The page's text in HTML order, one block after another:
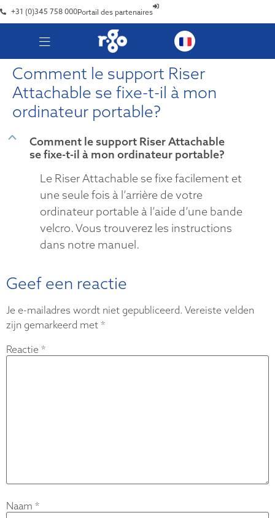
+31 (0)345 758 000Portail des partenaires
Comment le support Riser
Attachable se fixe-t-il à mon
ordinateur portable?
B
Comment le support Riser Attachable
se fixe-t-il à mon ordinateur portable?
Le Riser Attachable se fixe facilement et
une seule fois à l’arrière de votre
ordinateur portable à l’aide d’une bande
velcro. Vous trouverez les instructions
dans notre manuel.
Geef een reactie
Je e-mailadres wordt niet gepubliceerd. Vereiste velden
zijn gemarkeerd met *
Reactie *
Naam *